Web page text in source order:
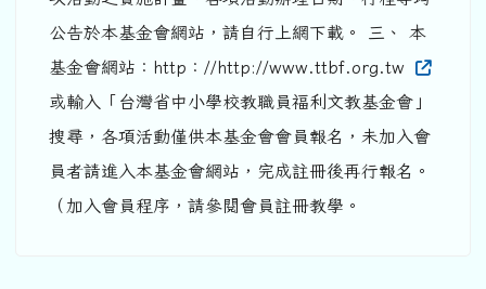
公告於本基金會網站，請自行上網下載。 三、 本
基金會網站：http：//http://www.ttbf.org.tw
或輸入「台灣省中小學校教職員福利文教基金會」
搜尋，各項活動僅供本基金會會員報名，未加入會
員者請進入本基金會網站，完成註冊後再行報名。
（加入會員程序，請參閱會員註冊教學。